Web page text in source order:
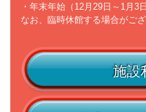
・年末年始（12月29日～1月3日
なお、臨時休館する場合がござ
施設